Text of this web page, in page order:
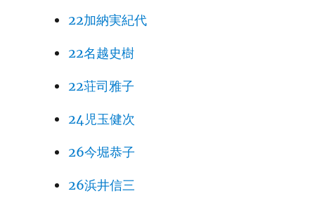
22加納実紀代
22名越史樹
22荘司雅子
24児玉健次
26今堀恭子
26浜井信三